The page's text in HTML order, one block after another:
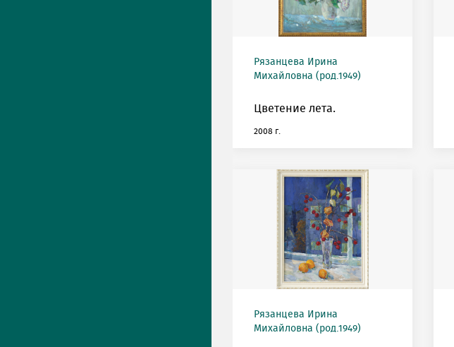
Рязанцева Ирина
Михайловна (род.1949)
Цветение лета.
2008 г.
Рязанцева Ирина
Михайловна (род.1949)